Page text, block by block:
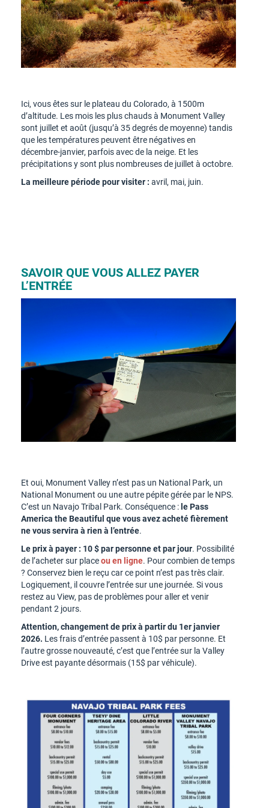
Ici, vous êtes sur le plateau du Colorado, à 1500m
d’altitude. Les mois les plus chauds à Monument Valley
sont juillet et août (jusqu’à 35 degrés de moyenne) tandis
que les températures peuvent être négatives en
décembre-janvier, parfois avec de la neige. Et les
précipitations y sont plus nombreuses de juillet à octobre.
La meilleure période pour visiter : avril, mai, juin.
SAVOIR QUE VOUS ALLEZ PAYER
L’ENTRÉE
Et oui, Monument Valley n’est pas un National Park, un
National Monument ou une autre pépite gérée par le NPS.
C’est un Navajo Tribal Park. Conséquence : le Pass
America the Beautiful que vous avez acheté fièrement
ne vous servira à rien à l’entrée.
Le prix à payer : 10 $ par personne et par jour. Possibilité
de l’acheter sur placeou en ligne. Pour combien de temps
? Conservez bien le reçu car ce point n’est pas très clair.
Logiquement, il couvre l’entrée sur une journée. Si vous
restez au View, pas de problèmes pour aller et venir
pendant 2 jours.
Attention, changement de prix à partir du 1er janvier
2026. Les frais d’entrée passent à 10$ par personne. Et
l’autre grosse nouveauté, c’est que l’entrée sur la Valley
Drive est payante désormais (15$ par véhicule).